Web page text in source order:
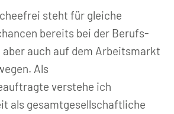
steht für gleiche
bereits bei der Berufs-
aber auch auf dem Arbeitsmarkt
Als
verstehe ich
als gesamtgesellschaftliche